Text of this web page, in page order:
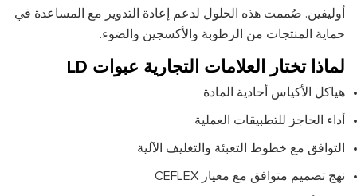
أوليفين. صُممت هذه الحلول لدعم إعادة التدوير مع المساعدة في
حماية المنتجات من الرطوبة والأكسجين والضوء.
لماذا تختار العلامات التجارية عبوات LD
هياكل الأكياس أحادية المادة
أداء الحاجز للتطبيقات العملية
التوافق مع خطوط التعبئة والتغليف الآلية
نهج تصميم متوافق مع معيار CEFLEX